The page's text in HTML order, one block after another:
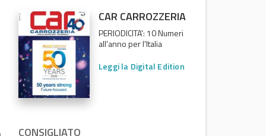
CAR CARROZZERIA
PERIODICITA': 10 Numeri
all'anno per l'Italia
Leggi la Digital Edition
CONSIGLIATO